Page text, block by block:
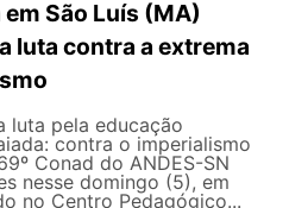
São Luís (MA)
luta contra a extrema
luta pela educação
contra o imperialismo
Conad do ANDES-SN
nesse domingo (5), em
no Centro Pedagógico...